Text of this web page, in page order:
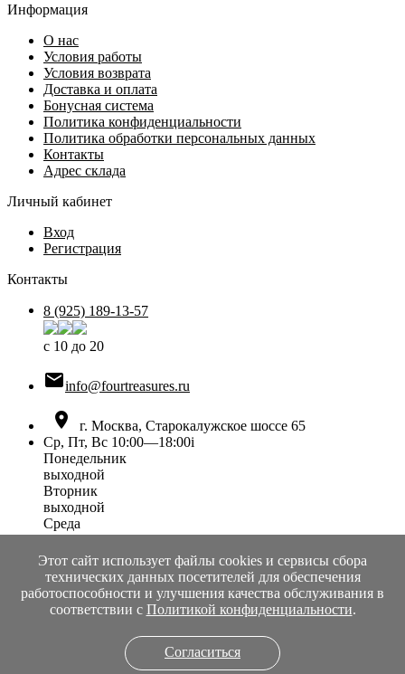
Этот сайт использует файлы cookies и сервисы сбора
технических данных посетителей для обеспечения
работоспособности и улучшения качества обслуживания в
соответствии с Политикой конфиденциальности.
Согласиться
Информация
О нас
Условия работы
Условия возврата
Доставка и оплата
Бонусная система
Политика конфиденциальности
Политика обработки персональных данных
Контакты
Адрес склада
Личный кабинет
Вход
Регистрация
Контакты
8 (925) 189-13-57
с 10 до 20
info@fourtreasures.ru

г. Москва, Старокалужское шоссе 65
Ср, Пт, Вс 10:00—18:00i
Понедельник
выходной
Вторник
выходной
Среда
10:00 — 18:00
Четверг
выходной
Пятница
10:00 — 18:00
10:00 — 18:00